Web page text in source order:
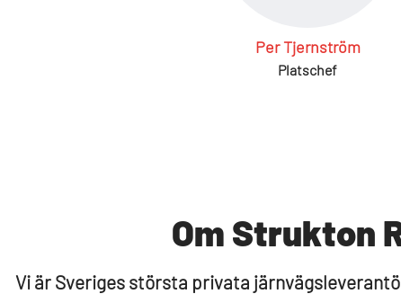
Per Tjernström
Platschef
Om Strukton
Vi är Sveriges största privata